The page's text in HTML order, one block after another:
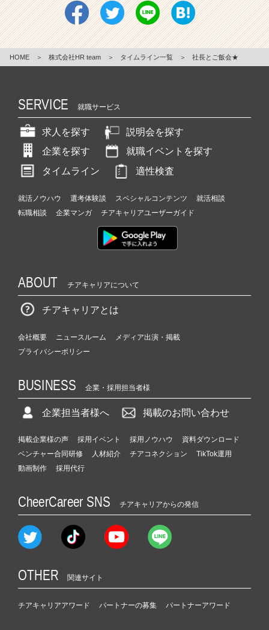
HOME ＞ 株式会社HR team ＞ タイムライン一覧 ＞ 社長とご飯会★
SERVICE 就職サービス
求人を探す
説明会を探す
企業を探す
就職イベントを探す
タイムライン
適性検査
就活ノウハウ 選考体験談 スペシャルコンテンツ
就活相談
転職相談
企業マンガ チアキャリアユーザーガイド
ABOUT チアキャリアについて
チアキャリアとは
会社概要 ニュースルーム
メディア出演・掲載
プライバシーポリシー
BUSINESS 企業・採用担当者様
企業担当者様へ 掲載のお問い合わせ
掲載企業様の声 採用イベント 採用ノウハウ
資料ダウンロード
ベンチャー合同研修
人材紹介 チアコネクション
TikTok運用
動画制作
採用代行
CheerCareer SNS チアキャリアからの発信
OTHER 関連サイト
チアキャリアアワード パートナーの募集 パートナーアワード